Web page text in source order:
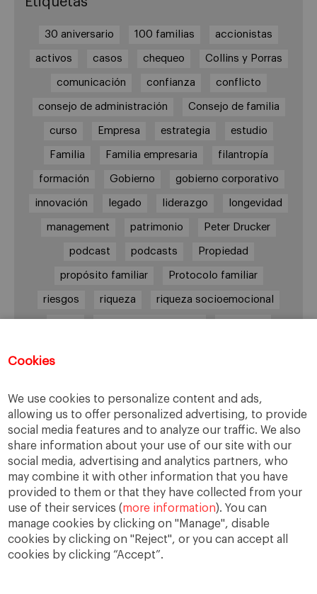
Cookies
We use cookies to personalize content and ads,
allowing us to offer personalized advertising, to provide
social media features and to analyze our traffic. We also
share information about your use of our site with our
social media, advertising and analytics partners, who
may combine it with other information that you have
provided to them or that they have collected from your
use of their services (more information). You can
manage cookies by clicking on "Manage", disable
cookies by clicking on "Reject", or you can accept all
cookies by clicking “Accept”.
30 aniversario 100 familias accionistas
activos casos chequeo Collins y Porras
comunicación confianza conflicto
consejo de administración Consejo de familia
curso Empresa estrategia estudio
Familia Familia empresaria filantropía
formación Gobierno gobierno corporativo
innovación legado liderazgo longevidad
management patrimonio Peter Drucker
podcast podcasts Propiedad
propósito familiar Protocolo familiar
riesgos riqueza riqueza socioemocional
Enlaces
Cátedra de Empresa Familiar